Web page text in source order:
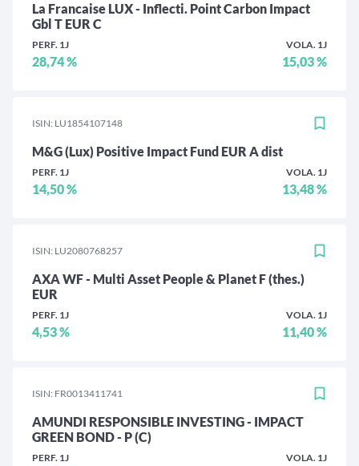
La Francaise LUX - Inflecti. Point Carbon Impact
Gbl T EUR C
PERF. 1J
28,74 %
VOLA. 1J
15,03 %
ISIN: LU1854107148
M&G (Lux) Positive Impact Fund EUR A dist
PERF. 1J
14,50 %
VOLA. 1J
13,48 %
ISIN: LU2080768257
AXA WF - Multi Asset People & Planet F (thes.)
EUR
PERF. 1J
4,53 %
VOLA. 1J
11,40 %
ISIN: FR0013411741
AMUNDI RESPONSIBLE INVESTING - IMPACT
GREEN BOND - P (C)
PERF. 1J VOLA. 1J